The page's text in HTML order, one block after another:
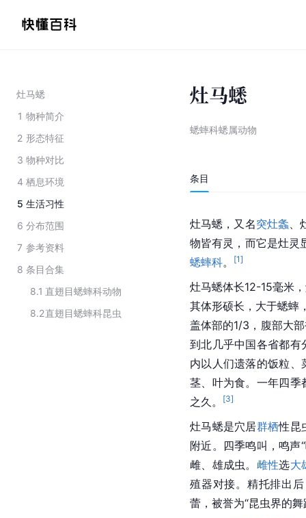
灶马蟋
1 物种简介
2 形态特征
3 物种对比
4 栖息环境
5 生活习性
6 分布范围
7 参考资料
8 条目合集
8.1 直翅目蟋蟀科动物
8.2直翅目蟋蟀科昆虫
灶马蟋
蟋蟀科蟋属动物
条目
灶马蟋，又名突灶螽
物皆有灵，而它是灶灵
蟋蟀科。 [1]
灶马蟋体长12-15毫米
其体形硕长，大于蟋蟀
盖体部的1/3，腹部大
到北几乎中国各省都有
内以人们遗落的饭粒
茎、叶为食。一年四季
之久。
[3]
灶马蟋是穴居群栖性昆
附近。四季鸣叫，鸣
雌、雄成虫。 雌性选大
殖器对接。精托排出
蕾，被誉为“昆虫界的舞